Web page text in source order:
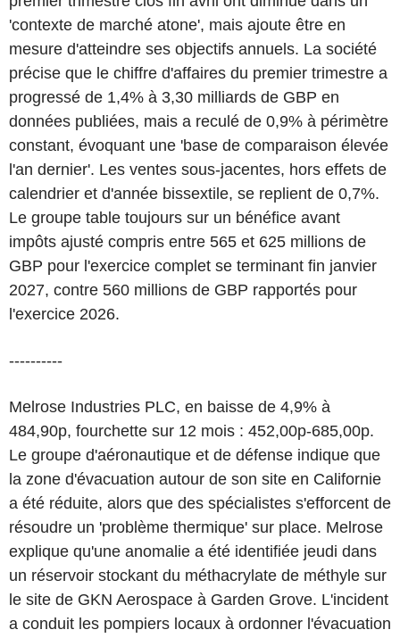
'contexte de marché atone', mais ajoute être en
mesure d'atteindre ses objectifs annuels. La société
précise que le chiffre d'affaires du premier trimestre a
progressé de 1,4% à 3,30 milliards de GBP en
données publiées, mais a reculé de 0,9% à périmètre
constant, évoquant une 'base de comparaison élevée
l'an dernier'. Les ventes sous-jacentes, hors effets de
calendrier et d'année bissextile, se replient de 0,7%.
Le groupe table toujours sur un bénéfice avant
impôts ajusté compris entre 565 et 625 millions de
GBP pour l'exercice complet se terminant fin janvier
2027, contre 560 millions de GBP rapportés pour
l'exercice 2026.
----------
Melrose Industries PLC, en baisse de 4,9% à
484,90p, fourchette sur 12 mois : 452,00p-685,00p.
Le groupe d'aéronautique et de défense indique que
la zone d'évacuation autour de son site en Californie
a été réduite, alors que des spécialistes s'efforcent de
résoudre un 'problème thermique' sur place. Melrose
explique qu'une anomalie a été identifiée jeudi dans
un réservoir stockant du méthacrylate de méthyle sur
le site de GKN Aerospace à Garden Grove. L'incident
a conduit les pompiers locaux à ordonner l'évacuation